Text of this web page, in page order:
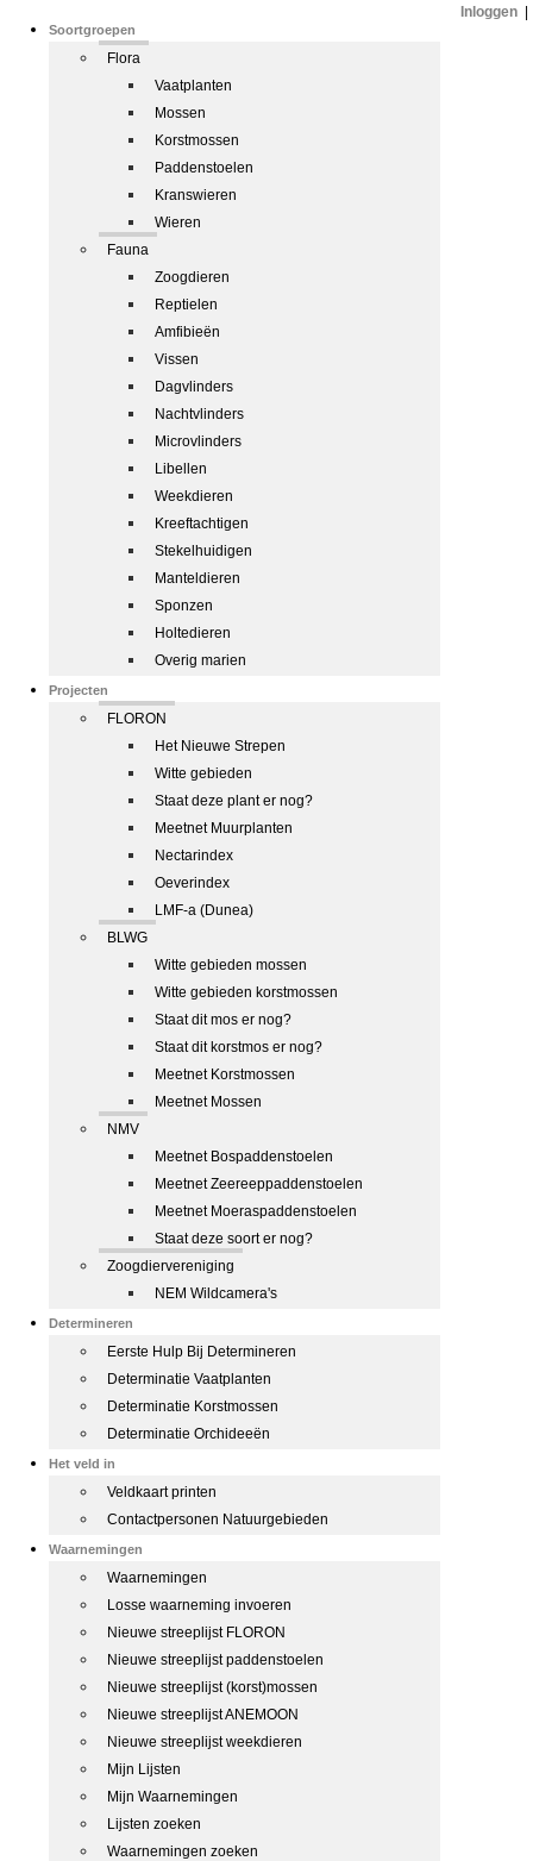
Soortgroepen
Flora
Vaatplanten
Mossen
Korstmossen
Paddenstoelen
Kranswieren
Wieren
Fauna
Zoogdieren
Reptielen
Amfibieën
Vissen
Dagvlinders
Nachtvlinders
Microvlinders
Libellen
Weekdieren
Kreeftachtigen
Stekelhuidigen
Manteldieren
Sponzen
Holtedieren
Overig marien
Projecten
FLORON
Het Nieuwe Strepen
Witte gebieden
Staat deze plant er nog?
Meetnet Muurplanten
Nectarindex
Oeverindex
LMF-a (Dunea)
BLWG
Witte gebieden mossen
Witte gebieden korstmossen
Staat dit mos er nog?
Staat dit korstmos er nog?
Meetnet Korstmossen
Meetnet Mossen
NMV
Meetnet Bospaddenstoelen
Meetnet Zeereeppaddenstoelen
Meetnet Moeraspaddenstoelen
Staat deze soort er nog?
Zoogdiervereniging
NEM Wildcamera's
Determineren
Eerste Hulp Bij Determineren
Determinatie Vaatplanten
Determinatie Korstmossen
Determinatie Orchideeën
Het veld in
Veldkaart printen
Contactpersonen Natuurgebieden
Waarnemingen
Waarnemingen
Losse waarneming invoeren
Nieuwe streeplijst FLORON
Nieuwe streeplijst paddenstoelen
Nieuwe streeplijst (korst)mossen
Nieuwe streeplijst ANEMOON
Nieuwe streeplijst weekdieren
Mijn Lijsten
Mijn Waarnemingen
Lijsten zoeken
Waarnemingen zoeken
Inloggen